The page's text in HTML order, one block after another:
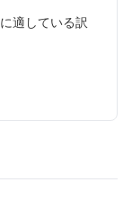
適している訳